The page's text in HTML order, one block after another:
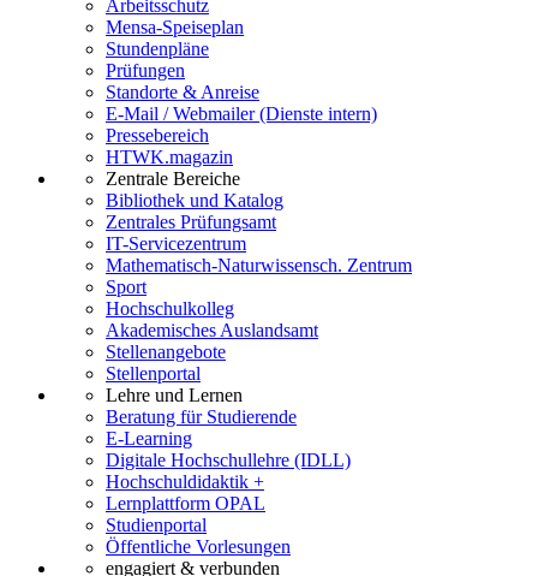
Arbeitsschutz
Mensa-Speiseplan
Stundenpläne
Prüfungen
Standorte & Anreise
E-Mail / Webmailer (Dienste intern)
Pressebereich
HTWK.magazin
Zentrale Bereiche
Bibliothek und Katalog
Zentrales Prüfungsamt
IT-Servicezentrum
Mathematisch-Naturwissensch. Zentrum
Sport
Hochschulkolleg
Akademisches Auslandsamt
Stellenangebote
Stellenportal
Lehre und Lernen
Beratung für Studierende
E-Learning
Digitale Hochschullehre (IDLL)
Hochschuldidaktik +
Lernplattform OPAL
Studienportal
Öffentliche Vorlesungen
engagiert & verbunden